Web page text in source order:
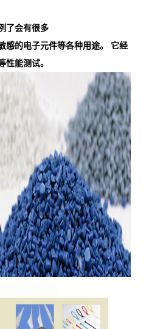
了会有很多
感的电子元件等各种用途。 它经
性能测试。